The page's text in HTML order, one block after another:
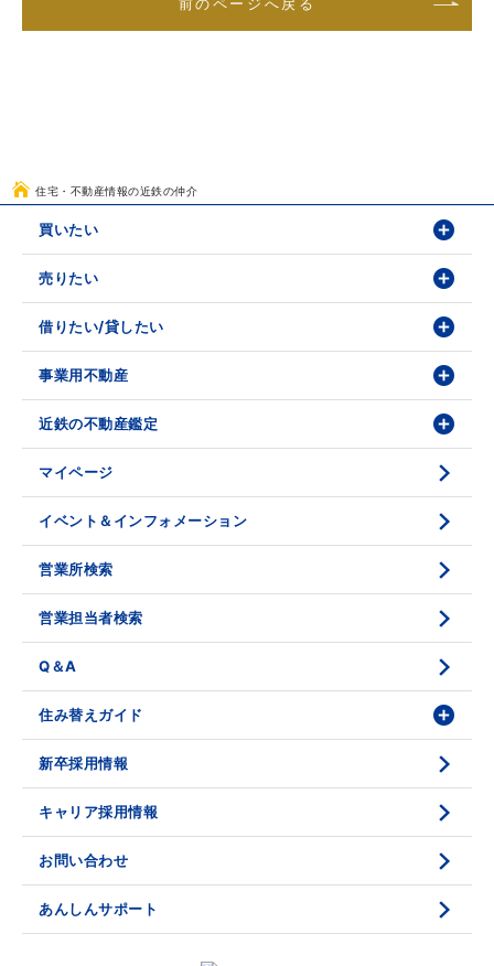
住宅・不動産情報の近鉄の仲介
買いたい
物件検索
物件番号検索
投資・事業用検索
購入のお問い合わせ
売りたい
価格査定依頼
売却相談
借りたい/貸したい
賃貸物件検索
学園前賃貸センター
賃貸借のお問い合わせ
事業用不動産
購入・売却の流れ
収益不動産の取扱
底地の資産性
相続と不動産
不動産投資のQ＆A
近鉄の不動産鑑定
時価評価支援
鑑定評価ご相談例
鑑定評価の流れ
お問い合わせ・ご相談
鑑定センター紹介
マイページ
イベント＆インフォメーション
営業所検索
営業担当者検索
Q＆A
住み替えガイド
価格査定
媒介契約
売却活動
売却諸費用
購入のスケジュール
物件資料の読み方 1
物件資料の読み方 2
現地見学のポイント
新卒採用情報
キャリア採用情報
お問い合わせ
あんしんサポート